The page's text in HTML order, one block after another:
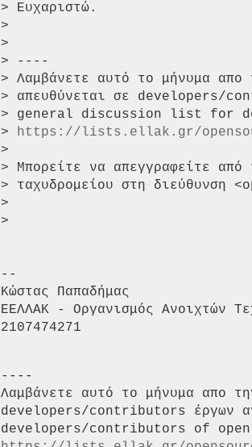
> Ευχαριστώ.
>
>
> ----
> Λαμβάνετε αυτό το μήνυμα απο
> απευθύνεται σε developers/
> general discussion list for
> https://lists.ellak.gr/
>
> Μπορείτε να απεγγραφείτε
> ταχυδρομείου στη
>
>
--
Κώστας Παπαδήμας
ΕΕΛΛΑΚ - Οργανισμός Ανοιχτών
----
Λαμβάνετε αυτό το μήνυμα απο
developers/contributors έργων